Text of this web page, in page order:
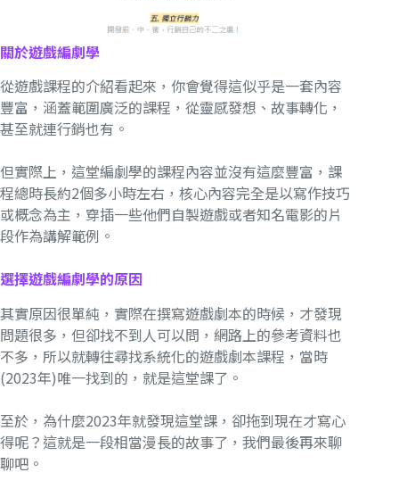
關於遊戲編劇學
從遊戲課程的介紹看起來，你會覺得這似乎是一套內容
豐富，涵蓋範圍廣泛的課程，從靈感發想、故事轉化，
甚至就連行銷也有。
但實際上，這堂編劇學的課程內容並沒有這麼豐富，課
程總時長約2個多小時左右，核心內容完全是以寫作技巧
或概念為主，穿插一些他們自製遊戲或者知名電影的片
段作為講解範例。
選擇遊戲編劇學的原因
其實原因很單純，實際在撰寫遊戲劇本的時候，才發現
問題很多，但卻找不到人可以問，網路上的參考資料也
不多，所以就轉往尋找系統化的遊戲劇本課程，當時
(2023年)唯一找到的，就是這堂課了。
至於，為什麼2023年就發現這堂課，卻拖到現在才寫心
得呢？這就是一段相當漫長的故事了，我們最後再來聊
聊吧。